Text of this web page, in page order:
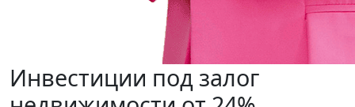
Инвестиции под залог